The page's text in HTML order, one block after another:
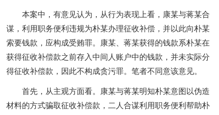
本案中，有意见认为，从行为表现上看，康某与蒋某合
谋，利用职务便利违规为朴某办理征收补偿，并以此向朴某
索要钱款，应构成受贿罪。康某、蒋某获得的钱款系朴某在
获得征收补偿款之前存入中间人账户中的钱款，并未实际分
得征收补偿款，因此不构成贪污罪。笔者不同意该意见。
首先，从主观方面看。康某与蒋某明知朴某意图以伪造
材料的方式骗取征收补偿款，二人合谋利用职务便利帮助朴